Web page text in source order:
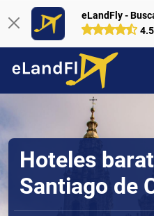
eLandFly -
4.5
Hoteles
Santiago de